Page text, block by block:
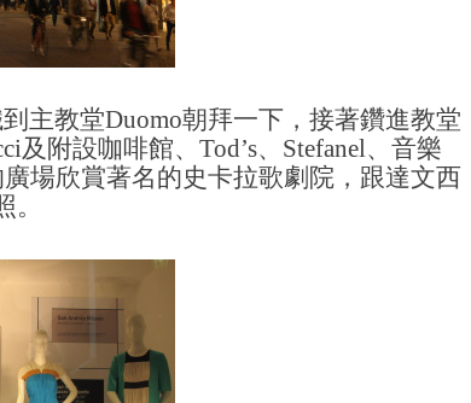
主教堂Duomo朝拜一下，接著鑽進教堂
附設咖啡館、Tod’s、Stefanel、音樂
場欣賞著名的史卡拉歌劇院，跟達文西
。